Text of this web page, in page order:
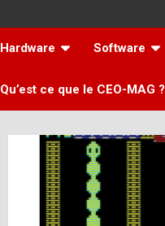
Hardware Software
Qu’est ce que le CEO-MAG ?